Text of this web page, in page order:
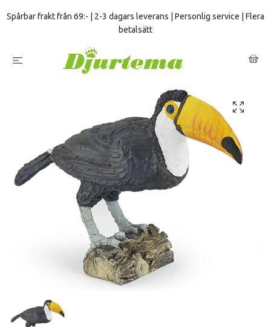
Spårbar frakt från 69:- | 2-3 dagars leverans | Personlig service | Flera
betalsätt